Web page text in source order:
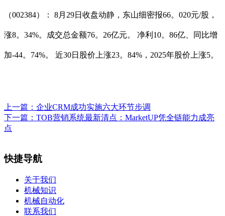
（002384）： 8月29日收盘动静，东山细密报66。020元/股，
涨8。34%。成交总金额76。26亿元。 净利10。86亿、同比增
加-44。74%。 近30日股价上涨23。84%，2025年股价上涨5。
上一篇： 企业CRM成功实施六大环节步调
下一篇： TOB营销系统最新清点：MarketUP凭全链能力成亮
点
快捷导航
关于我们
机械知识
机械自动化
联系我们